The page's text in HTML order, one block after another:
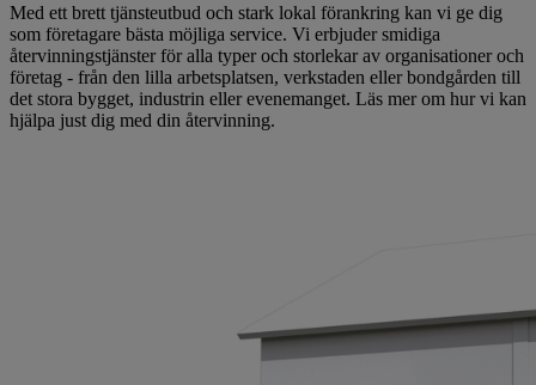
Med ett brett tjänsteutbud och stark lokal förankring kan vi ge dig
som företagare bästa möjliga service. Vi erbjuder smidiga
återvinningstjänster för alla typer och storlekar av organisationer och
företag - från den lilla arbetsplatsen, verkstaden eller bondgården till
det stora bygget, industrin eller evenemanget. Läs mer om hur vi kan
hjälpa just dig med din återvinning.